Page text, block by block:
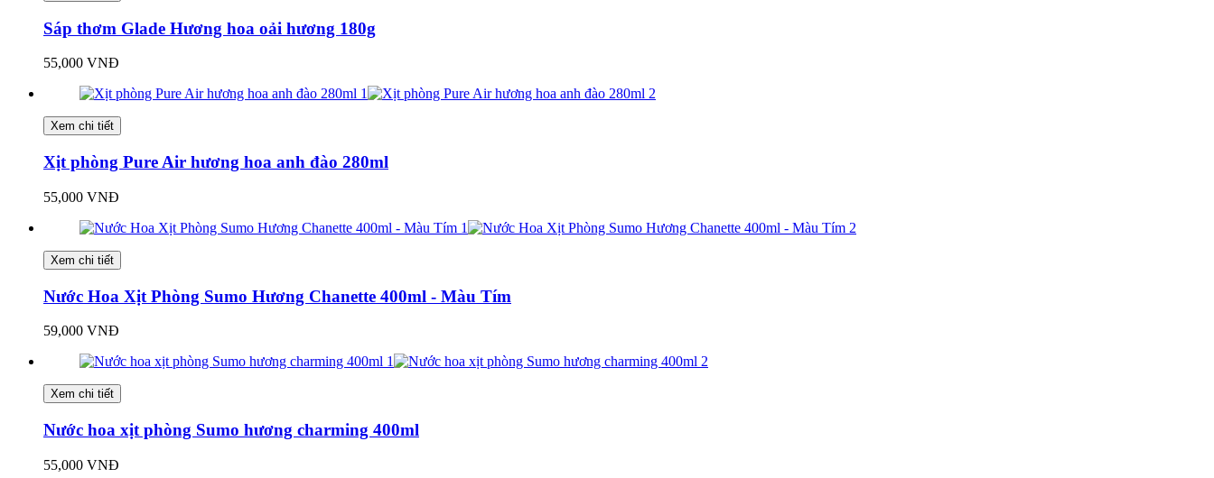
Sáp thơm Glade Hương hoa oải hương 180g
55,000 VNĐ
Xem chi tiết
Xịt phòng Pure Air hương hoa anh đào 280ml
55,000 VNĐ
Xem chi tiết
Nước Hoa Xịt Phòng Sumo Hương Chanette 400ml - Màu Tím
59,000 VNĐ
Xem chi tiết
Nước hoa xịt phòng Sumo hương charming 400ml
55,000 VNĐ